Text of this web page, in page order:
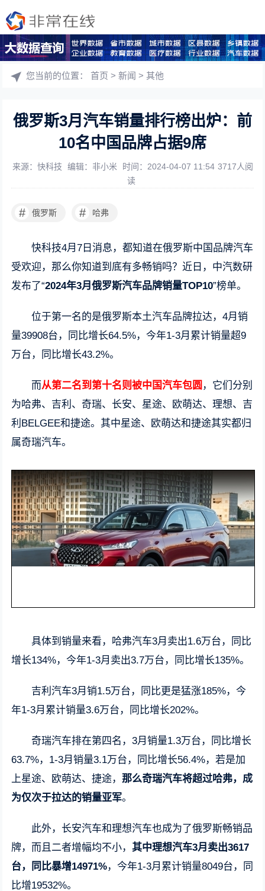
您当前的位置：首页 >新闻 >其他
俄罗斯3月汽车销量排行榜出炉：前
10名中国品牌占据9席
来源：快科技 编辑：非小米 时间：2024-04-07 11:54 3717人阅
读
# 俄罗斯 # 哈弗
快科技4月7日消息，都知道在俄罗斯中国品牌汽车
受欢迎，那么你知道到底有多畅销吗？近日，中汽数研
发布了“2024年3月俄罗斯汽车品牌销量TOP10”榜单。
位于第一名的是俄罗斯本土汽车品牌拉达，4月销
量39908台，同比增长64.5%，今年1-3月累计销量超9
万台，同比增长43.2%。
而从第二名到第十名则被中国汽车包圆 ，它们分别
为哈弗、吉利、奇瑞、长安、星途、欧萌达、理想、吉
利BELGEE和捷途。其中星途、欧萌达和捷途其实都归
属奇瑞汽车。
具体到销量来看，哈弗汽车3月卖出1.6万台，同比
增长134%，今年1-3月卖出3.7万台，同比增长135%。
吉利汽车3月销1.5万台，同比更是猛涨185%，今
年1-3月累计销量3.6万台，同比增长202%。
奇瑞汽车排在第四名，3月销量1.3万台，同比增长
63.7%，1-3月销量3.1万台，同比增长56.4%，若是加
上星途、欧萌达、捷途， 那么奇瑞汽车将超过哈弗，成
为仅次于拉达的销量亚军。
此外，长安汽车和理想汽车也成为了俄罗斯畅销品
牌，而且二者增幅均不小， 其中理想汽车3月卖出3617
台，同比暴增14971%，今年1-3月累计销量8049台，同
比增19532%。